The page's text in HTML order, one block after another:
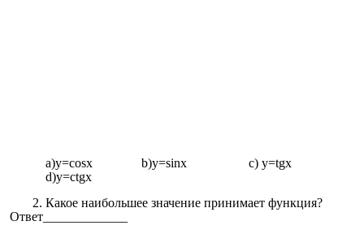
а)у=cosx b)y=sinx c) y=tgx
d)y=ctgx
2. Какое наибольшее значение принимает функция?
Ответ_____________